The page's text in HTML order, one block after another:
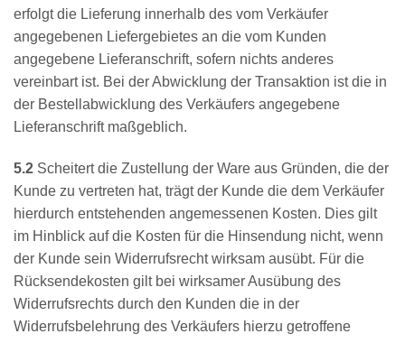
erfolgt die Lieferung innerhalb des vom Verkäufer
angegebenen Liefergebietes an die vom Kunden
angegebene Lieferanschrift, sofern nichts anderes
vereinbart ist. Bei der Abwicklung der Transaktion ist die in
der Bestellabwicklung des Verkäufers angegebene
Lieferanschrift maßgeblich.
5.2 Scheitert die Zustellung der Ware aus Gründen, die der
Kunde zu vertreten hat, trägt der Kunde die dem Verkäufer
hierdurch entstehenden angemessenen Kosten. Dies gilt
im Hinblick auf die Kosten für die Hinsendung nicht, wenn
der Kunde sein Widerrufsrecht wirksam ausübt. Für die
Rücksendekosten gilt bei wirksamer Ausübung des
Widerrufsrechts durch den Kunden die in der
Widerrufsbelehrung des Verkäufers hierzu getroffene